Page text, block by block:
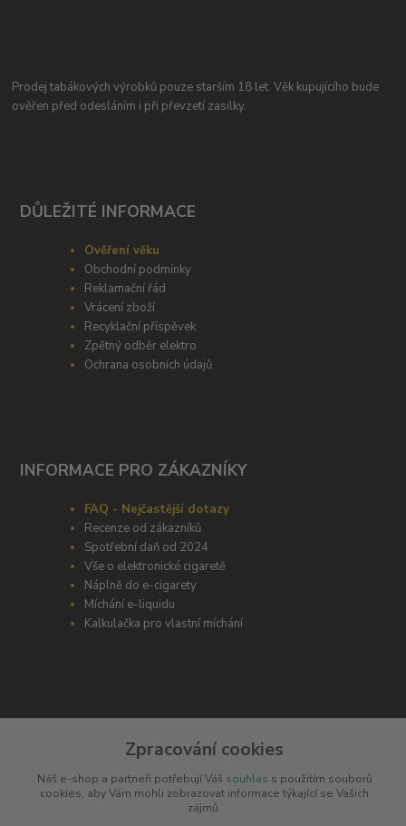
Prodej tabákových výrobků pouze starším 18 let. Věk kupujícího bude
ověřen před odesláním i při převzetí zasilky.
DŮLEŽITÉ INFORMACE
Ověření věku
Obchodní podmínky
Reklamační řád
Vrácení zboží
Recyklační příspěvek
Zpětný odběr elektro
Ochrana osobních údajů
INFORMACE PRO ZÁKAZNÍKY
FAQ - Nejčastější dotazy
Recenze od zákazníků
Spotřební daň od 2024
Vše o elektronické cigaretě
Náplně do e-cigarety
Míchání e-liquidu
Kalkulačka pro vlastní míchání
Potřebujete poradit s výběrem? Neváhejte se zeptat
+420 606 266 566
Zpracování cookies
Náš e-shop a partneři potřebují Váš souhlas s použitím souborů
cookies, aby Vám mohli zobrazovat informace týkající se Vašich
zájmů.